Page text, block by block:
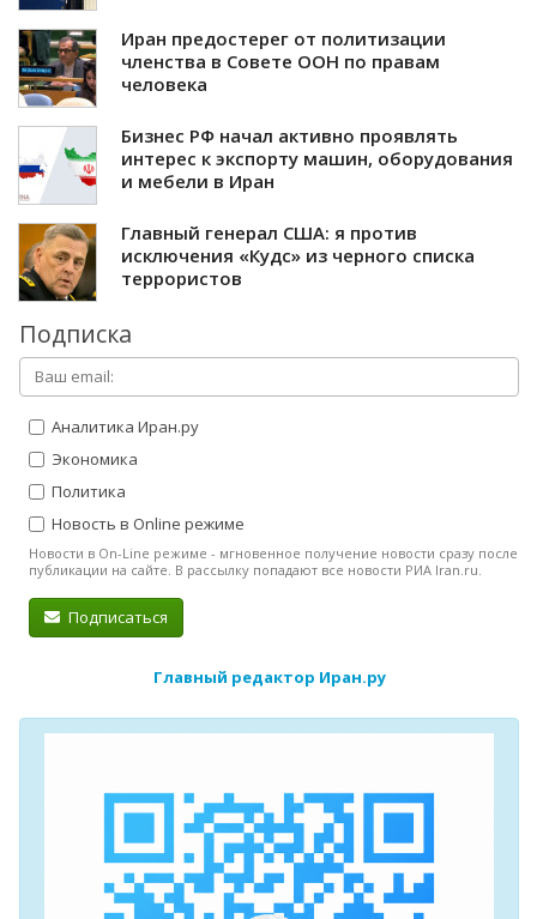
Иран предостерег от политизации
членства в Совете ООН по правам
человека
Бизнес РФ начал активно проявлять
интерес к экспорту машин, оборудования
и мебели в Иран
Главный генерал США: я против
исключения «Кудс» из черного списка
террористов
Подписка
Аналитика Иран.ру
Экономика
Политика
Новость в Online режиме
Новости в On-Line режиме - мгновенное получение новости сразу после
публикации на сайте. В рассылку попадают все новости РИА Iran.ru.
Подписаться
Главный редактор Иран.ру